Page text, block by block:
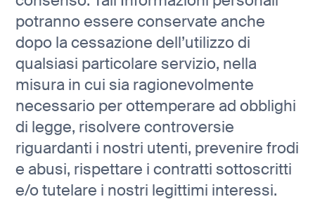
potranno essere conservate anche
dopo la cessazione dell’utilizzo di
qualsiasi particolare servizio, nella
misura in cui sia ragionevolmente
necessario per ottemperare ad obblighi
di legge, risolvere controversie
riguardanti i nostri utenti, prevenire frodi
e abusi, rispettare i contratti sottoscritti
e/o tutelare i nostri legittimi interessi.